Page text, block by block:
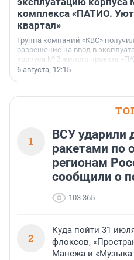
комплекса «ПАТИО.
квартал»
Группа компаний «КВС»
разрешение на ввод в
корпуса № 2 жилого проекта
Уютный квартал»,
6 августа, 12:15
1
ВСУ ударили
ракетами по
регионам
сообщили о
103 365
2
Куда пойти 31
флоксов,
Манежа и «Музыка